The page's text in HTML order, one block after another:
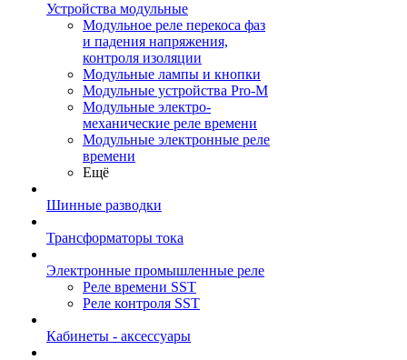
Устройства модульные
Модульное реле перекоса фаз
и падения напряжения,
контроля изоляции
Модульные лампы и кнопки
Модульные устройства Pro-M
Модульные электро-
механические реле времени
Модульные электронные реле
времени
Ещё
Шинные разводки
Трансформаторы тока
Электронные промышленные реле
Реле времени SST
Реле контроля SST
Кабинеты - аксессуары